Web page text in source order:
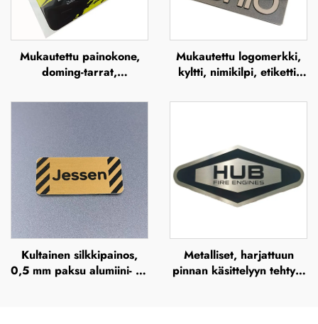
Mukautettu painokone,
doming-tarrat,
polyuretaanietiketit,
Mukautettu logomerkki,
kyltti, nimikilpi, etiketti,
sinkiseoksinen, harjattu
Kultainen silkkipainos,
0,5 mm paksu alumiini- tai
Metalliset, harjattuun
pinnan käsittelyyn tehtyjä